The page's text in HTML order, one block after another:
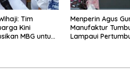
Tim
Kini
MBG untuk
Menperin Agus
Manufaktur
Lampaui